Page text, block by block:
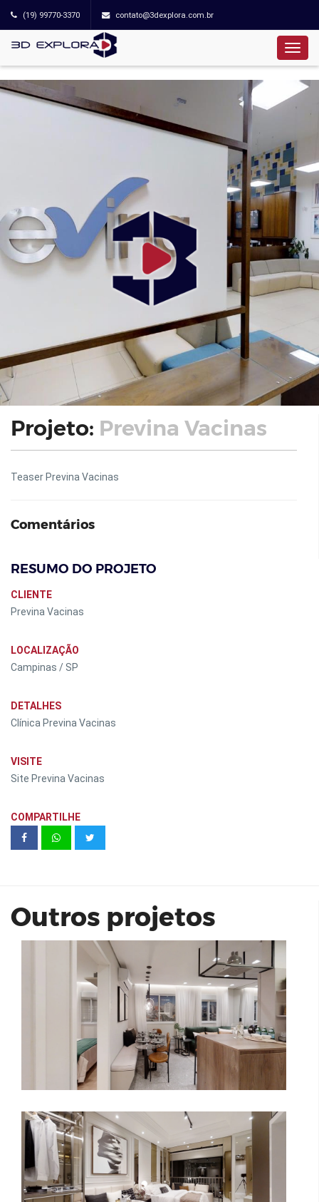
(19) 99770-3370 contato@3dexplora.com.br
Projeto: Previna Vacinas
Teaser Previna Vacinas
Comentários
RESUMO DO PROJETO
CLIENTE
Previna Vacinas
LOCALIZAÇÃO
Campinas / SP
DETALHES
Clínica Previna Vacinas
VISITE
Site Previna Vacinas
COMPARTILHE
Outros projetos
VIVAZ | Santa Cecília
Cyrela Iconyc Studio
Antonio Dias: derrotas e vitórias -